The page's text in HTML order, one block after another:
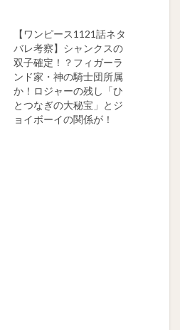
【ワンピース1121話ネタ
バレ考察】シャンクスの
双子確定！？フィガーラ
ンド家・神の騎士団所属
か！ロジャーの残し「ひ
とつなぎの大秘宝」とジ
ョイボーイの関係が！